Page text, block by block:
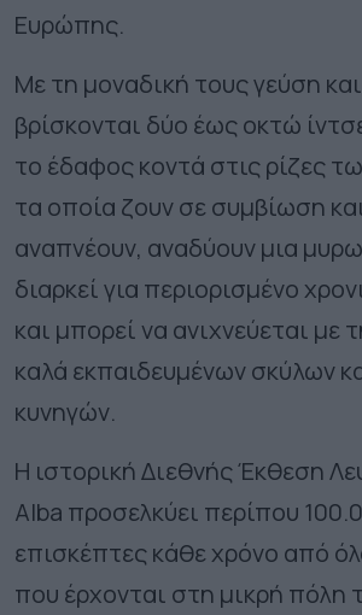
Ευρώπης.
Με τη μοναδική τους γεύση
βρίσκονται δύο έως οκτώ
το έδαφος κοντά στις ρίζες
τα οποία ζουν σε συμβίωση
αναπνέουν, αναδύουν μια
διαρκεί για περιορισμένο
και μπορεί να ανιχνεύεται με
καλά εκπαιδευμένων σκύλων
κυνηγών.
Η ιστορική Διεθνής Έκθεση
Alba προσελκύει περίπου
επισκέπτες κάθε χρόνο από
που έρχονται στη μικρή πόλη